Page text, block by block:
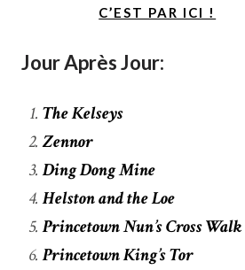
C’EST PAR ICI !
Jour Après Jour:
The Kelseys
Zennor
Ding Dong Mine
Helston and the Loe
Princetown Nun’s Cross Walk
Princetown King’s Tor